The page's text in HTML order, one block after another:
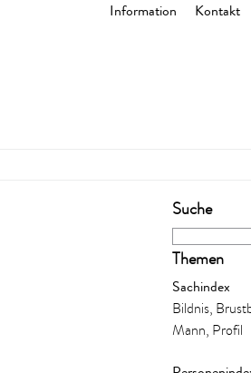
Information Kontakt
Suche
Themen
Sachindex
Bildnis,
Mann, Profil